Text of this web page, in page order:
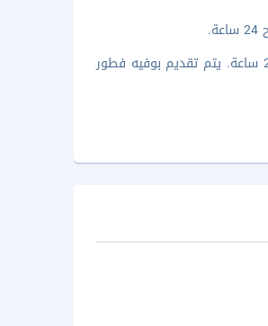
استمتع بوجبة في مطعم منشأة فندقية، أو أقم هنا للاسترخاء والاستفادة من خدمة الغرف على مدار 24 ساعة. يتم تقديم بوفيه فطور